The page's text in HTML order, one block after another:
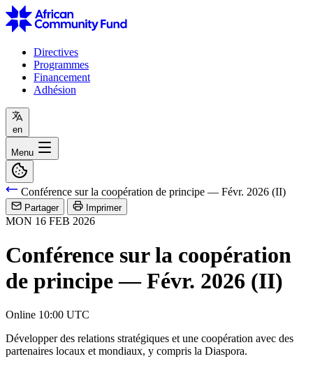
Directives
Programmes
Financement
Adhésion
en
Menu
Conférence sur la coopération de principe — Févr. 2026 (II)
Partager Imprimer
MON 16 FEB 2026
Conférence sur la coopération
de principe — Févr. 2026 (II)
Online 10:00 UTC
Développer des relations stratégiques et une coopération avec des
partenaires locaux et mondiaux, y compris la Diaspora.